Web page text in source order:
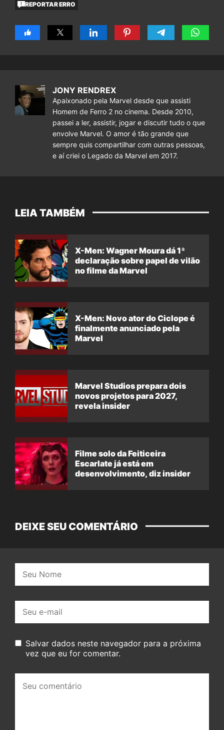
REPORTAR ERRO
JONY RENDREX
Apaixonado pela Marvel desde que assisti
Homem de Ferro 2 no cinema. Desde 2010,
passei a ler, assistir, jogar e discutir tudo o que
envolve Marvel. O amor é tão grande que
sempre quis compartilhar com outras pessoas,
e aí criei o Legado da Marvel em 2017.
LEIA TAMBÉM
X-Men: Wagner Moura dá 1ª
declaração sobre papel de vilão
no filme da Marvel
X-Men: Novo ator do Ciclope é
finalmente anunciado pela
Marvel
Marvel Studios prepara dois
novos projetos para 2027,
revela insider
Filme solo da Feiticeira
Escarlate já está em
desenvolvimento, diz insider
DEIXE SEU COMENTÁRIO
mail:
Salvar dados neste navegador para a próxima
vez que eu for comentar.
comentário: